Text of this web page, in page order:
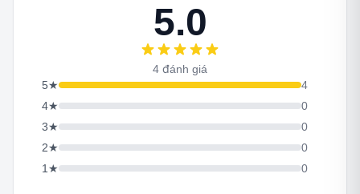
5.0
4 đánh giá
5★
4
4★
0
3★
0
2★
0
1 ★ 0